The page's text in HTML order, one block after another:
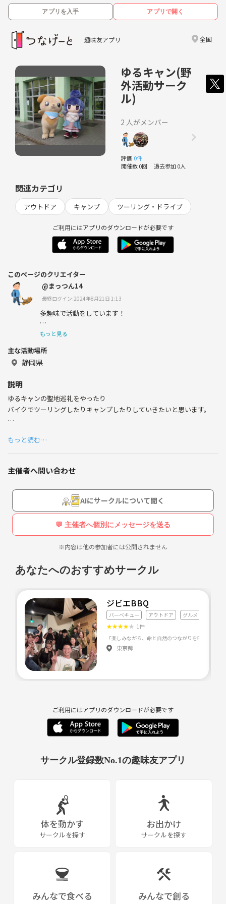
アプリを入手 アプリで開く
趣味友アプリ 全国
ゆるキャン(野
外活動サーク
ル)
2 人がメンバー
評価 0件
開催数 0回 過去参加 0人
関連カテゴリ
アウトドア キャンプ ツーリング・ドライブ
ご利用にはアプリのダウンロードが必要です
このページのクリエイター
@まっつん14
最終ログイン:2024年8月21日 1:13
多趣味で活動をしています！
色々な方と交流を出来たら嬉しいです。
気軽に接して下さい。
もっと見る
主な活動場所
静岡県
説明
ゆるキャンの聖地巡礼をやったり
バイクでツーリングしたりキャンプしたりしていきたいと思います。
募集事項 男女18歳から35歳までの方
もっと読む…
主催者へ問い合わせ
AIにサークルについて聞く
💬 主催者へ個別にメッセージを送る
※内容は他の参加者には公開されません
あなたへのおすすめサークル
ジビエBBQ
バーベキュー アウトドア グルメ・料理全般
★★★★★ 1件
東京都
ご利用にはアプリのダウンロードが必要です
サークル登録数No.1の趣味友アプリ
体を動かす
サークルを探す
お出かけ
サークルを探す
みんなで食べる みんなで創る